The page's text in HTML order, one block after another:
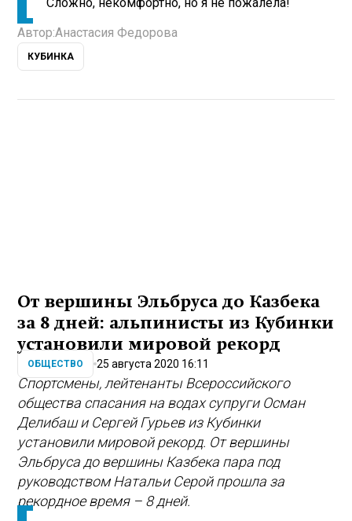
Сложно, некомфортно, но я не пожалела!
Автор:Анастасия Федорова
КУБИНКА
От вершины Эльбруса до Казбека
за 8 дней: альпинисты из Кубинки
установили мировой рекорд
ОБЩЕСТВО 25 августа 2020 16:11
Спортсмены, лейтенанты Всероссийского
общества спасания на водах супруги Осман
Делибаш и Сергей Гурьев из Кубинки
установили мировой рекорд. От вершины
Эльбруса до вершины Казбека пара под
руководством Натальи Серой прошла за
рекордное время – 8 дней.